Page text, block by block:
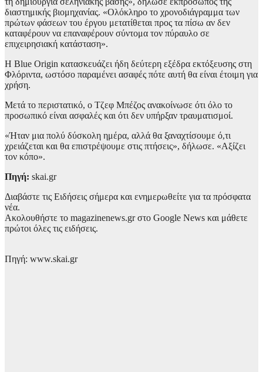
διαστημικής βιομηχανίας. «Ολόκληρο το χρονοδιάγραμμα των
πρώτων φάσεων του έργου μετατίθεται προς τα πίσω αν δεν
καταφέρουν να επαναφέρουν σύντομα τον πύραυλο σε
επιχειρησιακή κατάσταση».
Η Blue Origin κατασκευάζει ήδη δεύτερη εξέδρα εκτόξευσης στη
Φλόριντα, ωστόσο παραμένει ασαφές πότε αυτή θα είναι έτοιμη για
χρήση.
Μετά το περιστατικό, ο Τζεφ Μπέζος ανακοίνωσε ότι όλο το
προσωπικό είναι ασφαλές και ότι δεν υπήρξαν τραυματισμοί.
«Ήταν μια πολύ δύσκολη ημέρα, αλλά θα ξαναχτίσουμε ό,τι
χρειάζεται και θα επιστρέψουμε στις πτήσεις», δήλωσε. «Αξίζει
τον κόπο».
Πηγή: skai.gr
Διαβάστε τις Ειδήσεις σήμερα και ενημερωθείτε για τα πρόσφατα
νέα.
Ακολουθήστε το magazinenews.gr στο Google News και μάθετε
πρώτοι όλες τις ειδήσεις.
Πηγή: www.skai.gr